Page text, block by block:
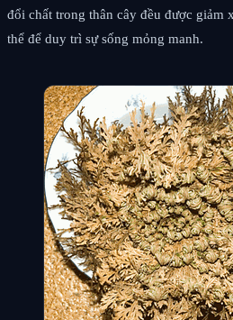
đổi chất trong thân cây đều được giảm
thể để duy trì sự sống mỏng manh.